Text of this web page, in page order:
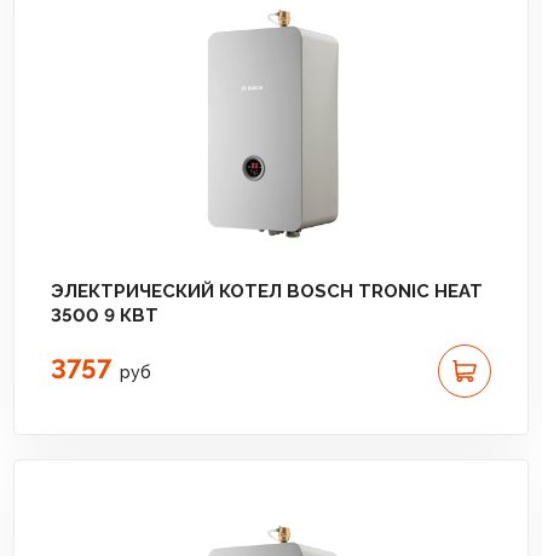
ЭЛЕКТРИЧЕСКИЙ КОТЕЛ BOSCH TRONIC HEAT
3500 9 КВТ
3757 руб